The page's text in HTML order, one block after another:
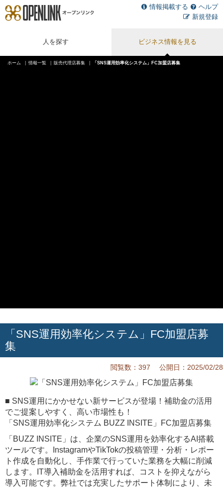
人を探す ビジネス情報を見る
情報掲載する
ヘルプ
新規登録
ホーム 情報一覧 販売代理店募集 「SNS運用効率化システム」FC加盟店募集
「SNS運用効率化システム」FC加盟店募
集
閲覧数：397 公開日：2025/02/28
■ SNS運用にかかせない新サービスが登場！補助金の活用
でご提案しやすく、高い市場性も！
「SNS運用効率化システム BUZZ INSITE」FC加盟店募集
「BUZZ INSITE」は、企業のSNS運用を効率化するAI搭載
ツールです。InstagramやTikTokの投稿管理・分析・レポー
ト作成を自動化し、手作業で行っていた業務を大幅に削減
します。IT導入補助金を活用すれば、コストを抑えながら
導入可能です。弊社では充実したサポート体制により、未